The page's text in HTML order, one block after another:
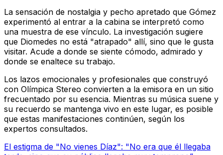
La sensación de nostalgia y pecho apretado que Gómez
experimentó al entrar a la cabina se interpretó como
una muestra de ese vínculo. La investigación sugiere
que Diomedes no está "atrapado" allí, sino que le gusta
visitar. Acude a donde se siente cómodo, admirado y
donde se enaltece su trabajo.
Los lazos emocionales y profesionales que construyó
con Olímpica Stereo convierten a la emisora en un sitio
frecuentado por su esencia. Mientras su música suene y
su recuerdo se mantenga vivo en este lugar, es posible
que estas manifestaciones continúen, según los
expertos consultados.
El estigma de "No vienes Díaz": "No era que él llegaba